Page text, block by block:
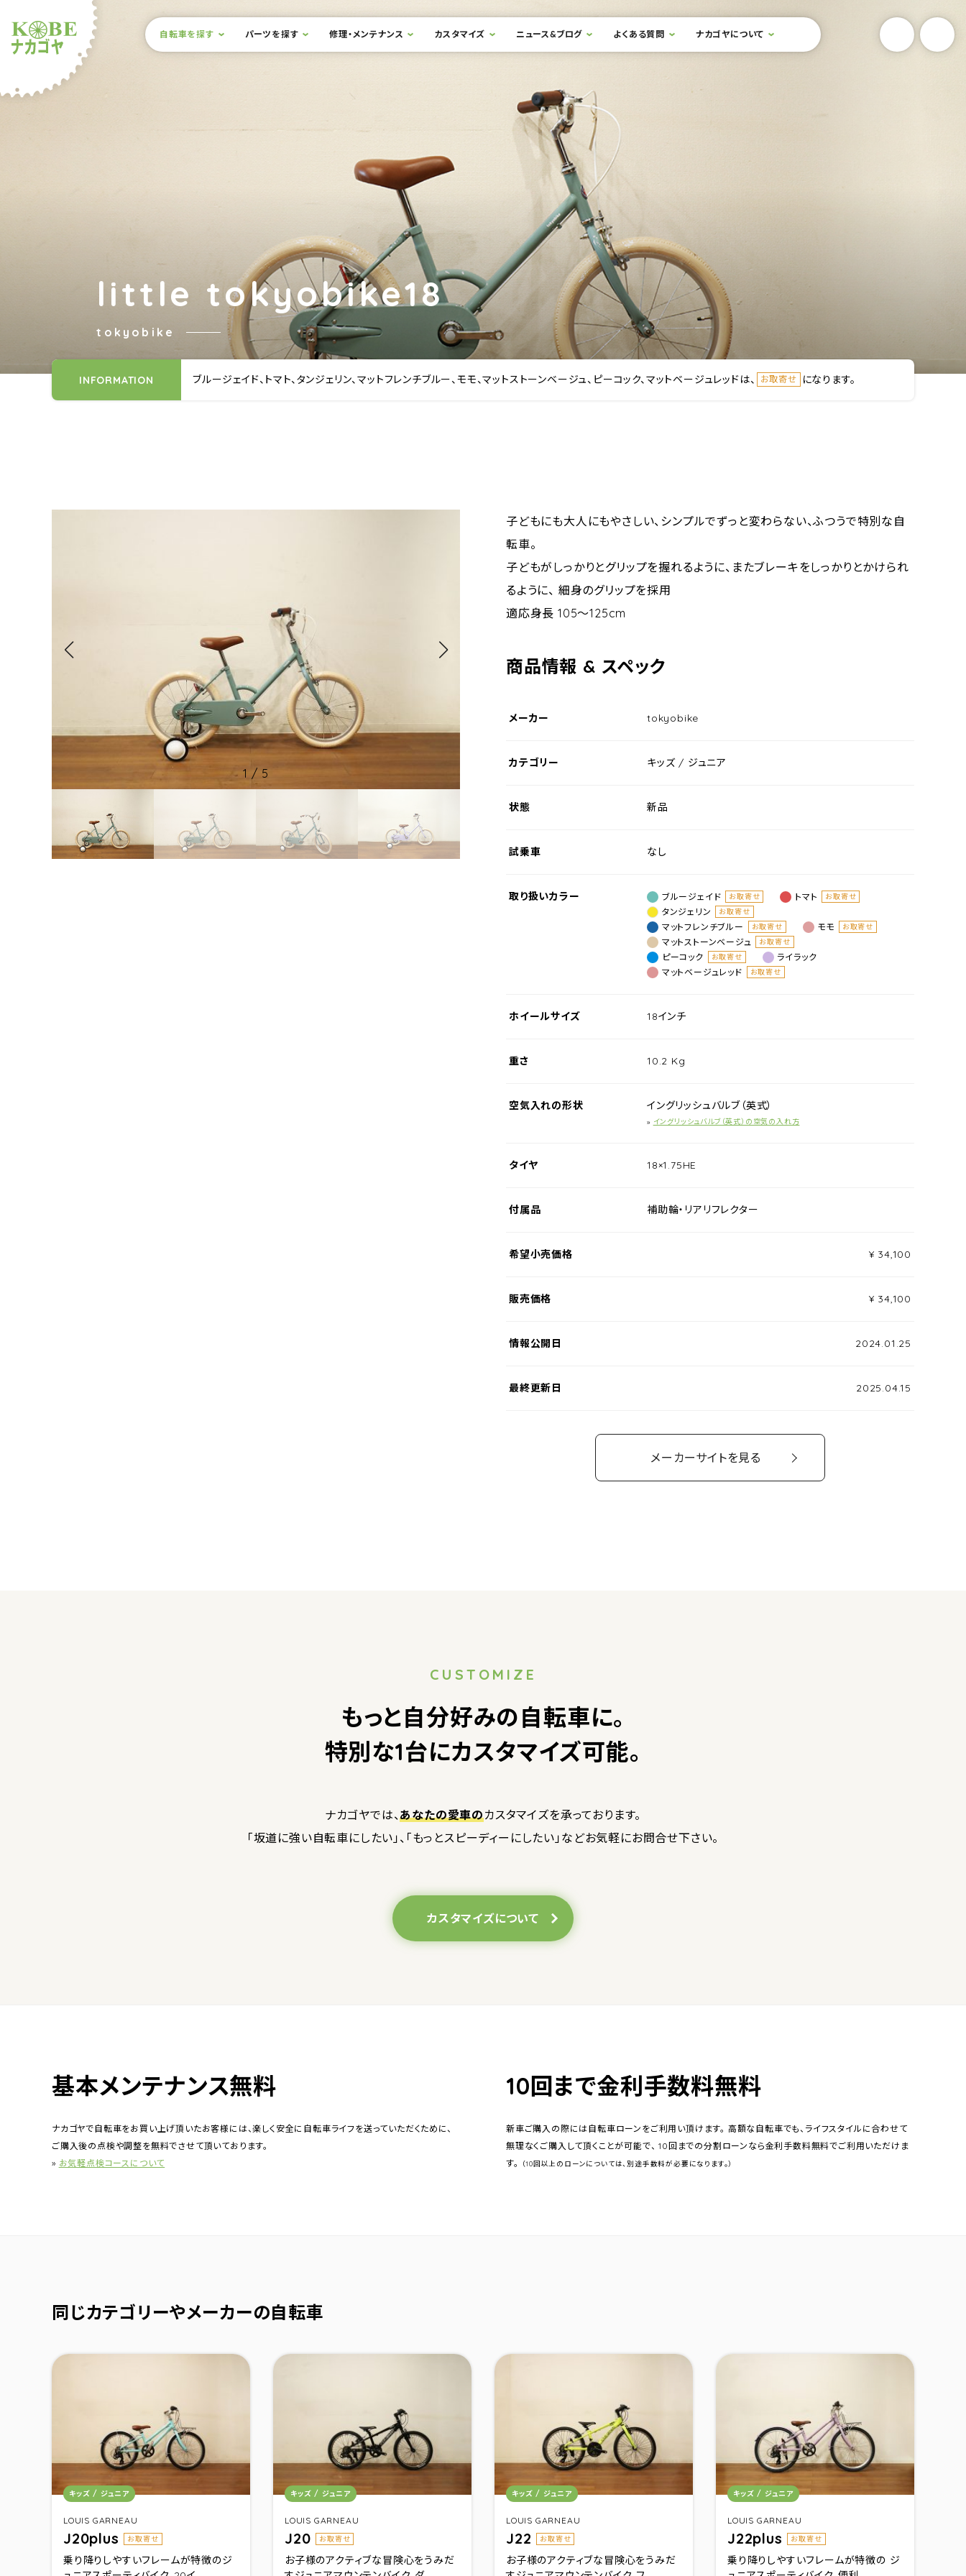
ショップナカゴヤ
サイト内メニュー
本文までスキップ
自転車を探す パーツを探す 修理・メンテナンス カスタマイズ ニュース&ブログ よくある質問 ナカゴヤについて 検索フォームを開閉する YouTube
tokyobike
little tokyobike18
INFORMATION ブルージェイド、トマト、タンジェリン、マットフレンチブルー、モモ、マットストーンベージュ、ピーコック、マットベージュレッドは、 お取寄せ になります。
2 /5
子どもにも大人にもやさしい、シンプルでずっと変わらない、ふつうで特別な自
転車。
子どもがしっかりとグリップを握れるように、またブレーキをしっかりとかけられ
るように、 細身のグリップを採用
適応身長 105〜125cm
商品情報 & スペック
メーカー tokyobike
カテゴリー キッズ / ジュニア
状態 新品
試乗車 なし
取り扱いカラー ブルージェイド お取寄せ トマト お取寄せ
タンジェリン お取寄せ
マットフレンチブルー お取寄せ モモ お取寄せ
マットストーンベージュ お取寄せ
ピーコック お取寄せ
ライラック
マットベージュレッド
お取寄せ
ホイールサイズ 18インチ
重さ 10.2 Kg
空気入れの形状 イングリッシュバルブ（英式）
» イングリッシュバルブ（英式）の空気の入れ方
タイヤ 18×1.75HE
付属品 補助輪・リアリフレクター
希望小売価格 ¥ 34,100
販売価格 ¥ 34,100
情報公開日 2024.01.25
最終更新日 2025.04.15
メーカーサイトを見る
CUSTOMIZE
もっと自分好みの自転車に。
特別な1台にカスタマイズ可能。
ナカゴヤでは、あなたの愛車のカスタマイズを承っております。
「坂道に強い自転車にしたい」、 「もっとスピーディーにしたい」などお気軽にお問合せ下さい。
カスタマイズについて
基本メンテナンス無料
ナカゴヤで自転車をお買い上げ頂いたお客様には、楽しく安全に自転車ライフを送っていただくために、
ご購入後の点検や調整を無料でさせて頂いております。
» お気軽点検コースについて
10回まで金利手数料無料
新車ご購入の際には自転車ローンをご利用い頂けます。 高額な自転車でも、ライフスタイルに合わせて
無理なくご購入して頂くことが可能で、 10回までの分割ローンなら金利手数料無料でご利用いただけま
す。
（10回以上のローンについては、別途手数料が必要になります。）
同じカテゴリーやメーカーの自転車
LOUIS GARNEAU
J20plus お取寄せ
カテゴリ：
キッズ / ジュニア
乗り降りしやすいフレームが特徴のジ
LOUIS GARNEAU
J20 お取寄せ
カテゴリ：
キッズ / ジュニア
お子様のアクティブな冒険心をうみだ
LOUIS GARNEAU
J22 お取寄せ
カテゴリ：
キッズ / ジュニア
お子様のアクティブな冒険心をうみだ
LOUIS GARNEAU
J22plus お取寄せ
カテゴリ：
キッズ / ジュニア
乗り降りしやすいフレームが特徴の ジ